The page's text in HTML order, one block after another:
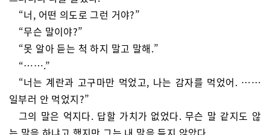
“너, 어떤 의도로 그런 거야?”
“무슨 말이야?”
“못 알아 듣는 척 하지 말고 말해.”
“…….”
“너는 계란과 고구마만 먹었고, 나는 감자를 먹었어. ……
일부러 안 먹었지?”
그의 말은 억지다. 답할 가치가 없었다. 무슨 말 같지도 않